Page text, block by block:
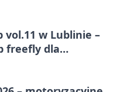
vol.11 w Lublinie –
freefly dla